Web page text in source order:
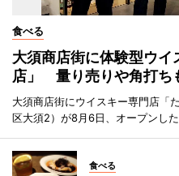
食べる
大須商店街に体験型ウ
店」 量り売りや角打ち
大須商店街にウイスキー専門店「
区大須2）が8月6日、オープンした
食べる